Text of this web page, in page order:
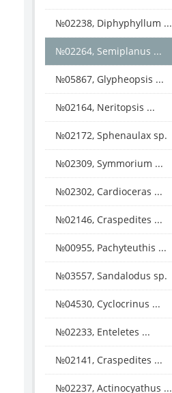
№02238, Diphyphyllum ...
№02264, Semiplanus ...
№05867, Glypheopsis ...
№02164, Neritopsis ...
№02172, Sphenaulax sp.
№02309, Symmorium ...
№02302, Cardioceras ...
№02146, Craspedites ...
№00955, Pachyteuthis ...
№03557, Sandalodus sp.
№04530, Cyclocrinus ...
№02233, Enteletes ...
№02141, Craspedites ...
№02237, Actinocyathus ...